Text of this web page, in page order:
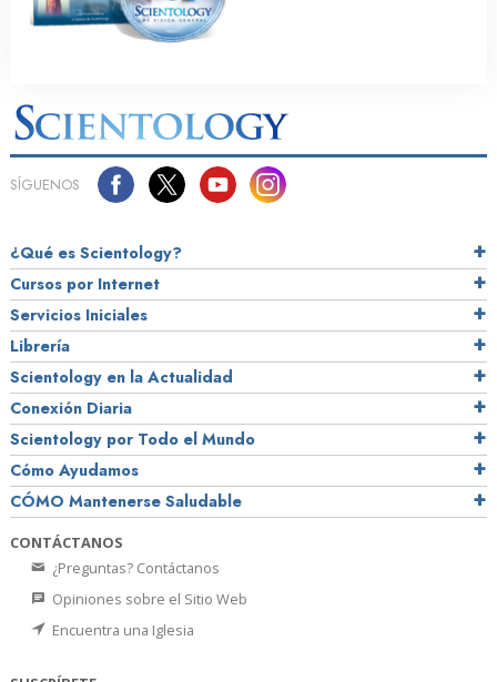
SÍGUENOS
¿Qué es Scientology?
Cursos por Internet
Servicios Iniciales
Librería
Scientology en la Actualidad
Conexión Diaria
Scientology por Todo el Mundo
Cómo Ayudamos
CÓMO Mantenerse Saludable
CONTÁCTANOS
¿Preguntas? Contáctanos
Opiniones sobre el Sitio Web
Encuentra una Iglesia